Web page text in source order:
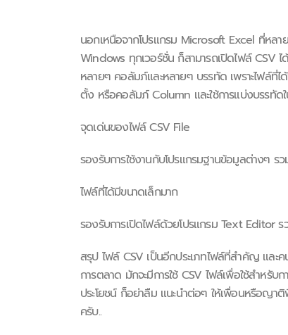
นอกเหนือจากโปรแกรม Microsoft Excel ที่หล
Windows ทุกเวอร์ชั่น ก็สามารถเปิดไฟล์ CSV
หลายๆ คอลัมภ์และหลายๆ บรรทัด เพราะไฟล์ที่
ตั้ง หรือคอลัมภ์ Column และใช้การแบ่งบรรทั
จุดเด่นของไฟล์ CSV File
รองรับการใช้งานกับโปรแกรมฐานข้อมูลต่างๆ
ไฟล์ที่ได้มีขนาดเล็กมาก
รองรับการเปิดไฟล์ด้วยโปรแกรม Text Editor
สรุป ไฟล์ CSV เป็นอีกประเภทไฟล์ที่สำคัญ และ
การตลาด มักจะมีการใช้ CSV ไฟล์เพื่อใช้สำหรั
ประโยชน์ ก็อย่าลืม แนะนำต่อๆ ให้เพื่อนหรือญ
ครับ..